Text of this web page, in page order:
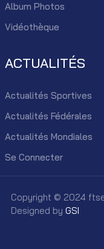
Album Photos
Vidéothèque
ACTUALITÉS
Actualités Sportives
Actualités Fédérales
Actualités Mondiales
Se Connecter
Copyright © 2024
Designed by GSI